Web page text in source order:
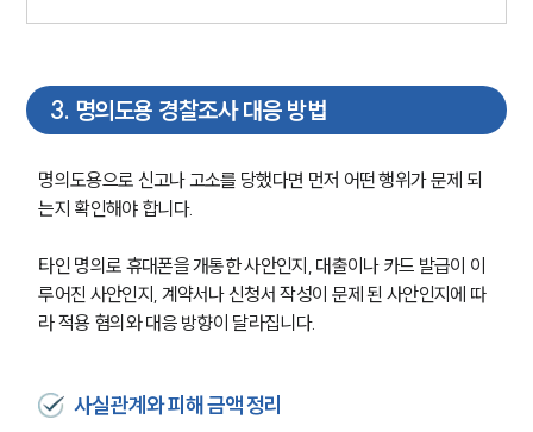
3. 명의도용 경찰조사 대응 방법
명의도용으로 신고나 고소를 당했다면 먼저 어떤 행위가 문제 되
는지 확인해야 합니다.
타인 명의로 휴대폰을 개통한 사안인지, 대출이나 카드 발급이 이
루어진 사안인지, 계약서나 신청서 작성이 문제 된 사안인지에 따
라 적용 혐의와 대응 방향이 달라집니다.
사실관계와 피해 금액 정리